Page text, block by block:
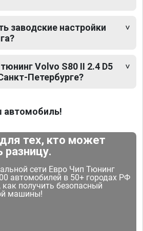
заводские настройки
Volvo S80 II 2.4 D5
Петербурге?
автомобиль!
тех, кто может
разницу.
сети Евро Чип Тюнинг
автомобилей в 50+ городах РФ
получить безопасный
машины!